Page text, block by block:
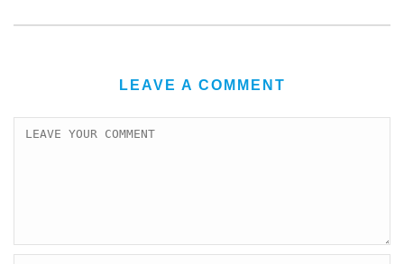
LEAVE A COMMENT